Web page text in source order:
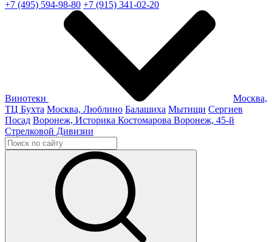
+7 (495) 594-98-80 +7 (915) 341-02-20
Винотеки
Москва,
ТЦ Бухта Москва, Люблино Балашиха Мытищи Сергиев
Посад Воронеж, Историка Костомарова Воронеж, 45-й
Стрелковой Дивизии